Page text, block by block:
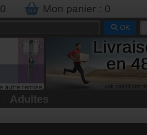
0 Mon panier : 0
OK
Adultes